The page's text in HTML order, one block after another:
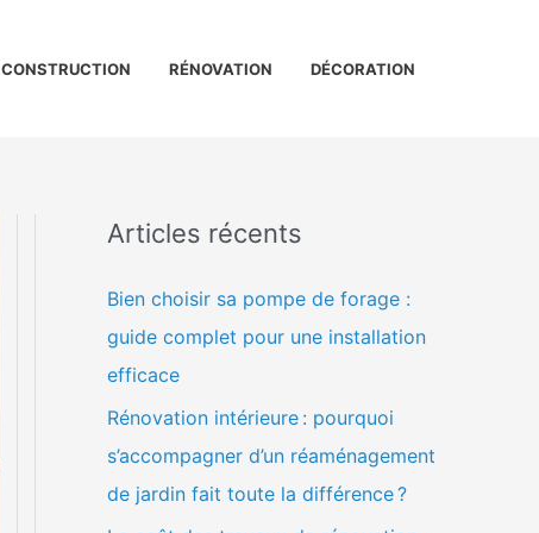
CONSTRUCTION RÉNOVATION DÉCORATION
Articles récents
Bien choisir sa pompe de forage :
guide complet pour une installation
efficace
Rénovation intérieure : pourquoi
s’accompagner d’un réaménagement
de jardin fait toute la différence ?